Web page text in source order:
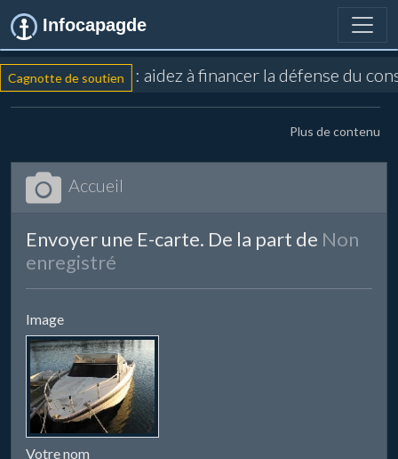
Infocapagde
Cagnotte de soutien : aidez à financer la défense du
Plus de contenu
Accueil
Envoyer une E-carte. De la part de Non
enregistré
Image
Votre nom